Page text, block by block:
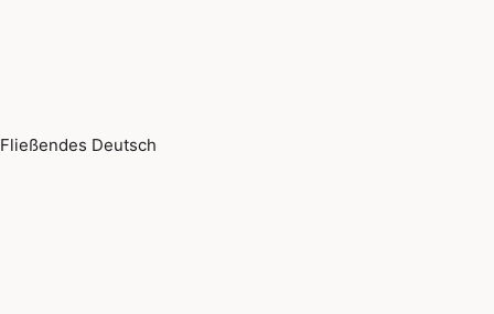
Fließendes Deutsch